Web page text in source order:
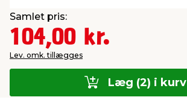
Samlet pris:
104,00 kr.
Lev. omk. tillægges
Læg (2) i kurv